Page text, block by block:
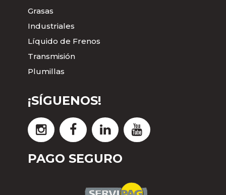
Grasas
Industriales
Líquido de Frenos
Transmisión
Plumillas
¡SÍGUENOS!
PAGO SEGURO